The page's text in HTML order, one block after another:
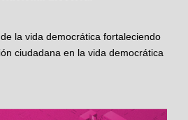
la vida democrática fortaleciendo
ciudadana en la vida democrática